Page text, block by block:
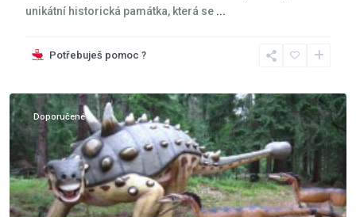
unikátní historická památka, která se ...
Potřebuješ pomoc ?
Szklarska
Doporučené